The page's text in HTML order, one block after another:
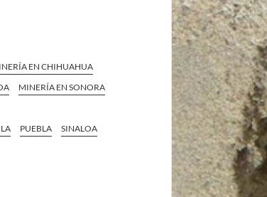
EN CHIHUAHUA
MINERÍA EN SONORA
PUEBLA
SINALOA